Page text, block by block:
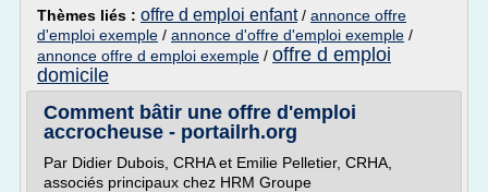
Thèmes liés : offre d emploi enfant/ annonce offre
d'emploi exemple / annonce d'offre d'emploi exemple /
annonce offre d emploi exemple / offre d emploi
domicile
Comment bâtir une offre d'emploi
accrocheuse - portailrh.org
Par Didier Dubois, CRHA et Emilie Pelletier, CRHA,
associés principaux chez HRM Groupe